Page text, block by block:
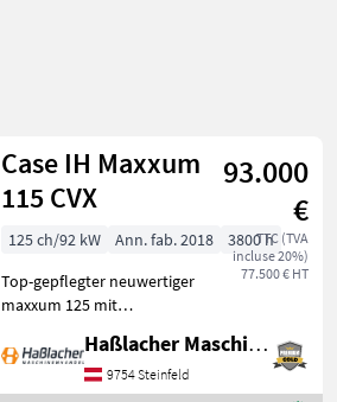
Case IH Maxxum
115 CVX
93.000
€
TTC (TVA
incluse 20%)
77.500 € HT
125 ch/92 kW Ann. fab. 2018
3800 h
Top-gepflegter neuwertiger
maxxum 125 mit
Hand. Kein
Lohnunternehmer – nur
Haßlacher Maschinenhandel
9754 Steinfeld